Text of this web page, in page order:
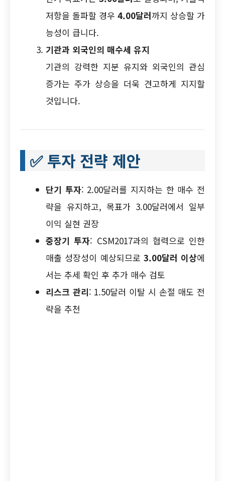
저항을 돌파할 경우 4.00달러까지 상승할 가
능성이 큽니다.
기관과 외국인의 매수세 유지
기관의 강력한 지분 유지와 외국인의 관심
증가는 주가 상승을 더욱 견고하게 지지할
것입니다.
✅ 투자 전략 제안
단기 투자: 2.00달러를 지지하는 한 매수 전
략을 유지하고, 목표가 3.00달러에서 일부
이익 실현 권장
중장기 투자: CSM2017과의 협력으로 인한
매출 성장성이 예상되므로 3.00달러 이상에
서는 추세 확인 후 추가 매수 검토
리스크 관리: 1.50달러 이탈 시 손절 매도 전
략을 추천